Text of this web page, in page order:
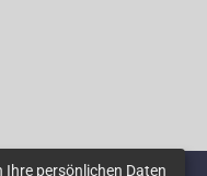
persönlichen Daten